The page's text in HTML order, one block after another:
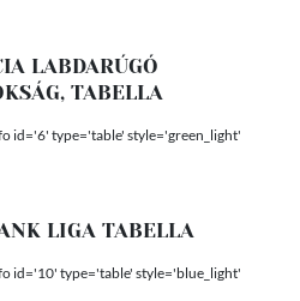
LABDARÚGÓ
TABELLA
id='6' type='table' style='green_light'
LIGA TABELLA
id='10' type='table' style='blue_light'